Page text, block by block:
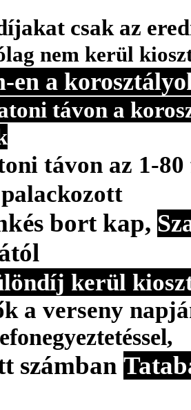
csak az
nem kerül
en a
távon a
távon az 1-80
bort kap,
kerül
a verseny
számban